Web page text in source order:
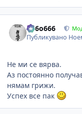
Pe6o666
Публикувано
Не ми се вярва.
Аз постоянно
нямам грижи.
Успех все пак